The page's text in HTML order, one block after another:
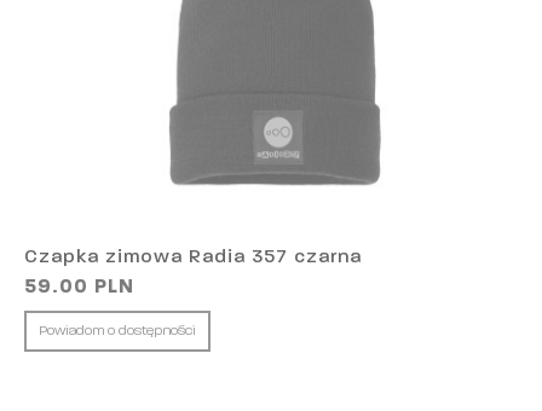
Czapka zimowa Radia 357 czarna
59.00 PLN
Powiadom o dostępności